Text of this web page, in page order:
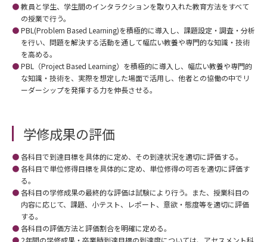
教員と学生、学生間のインタラクションを取り入れた教育方法をすべて
の授業で行う。
PBL(Problem Based Learning)を積極的に導入し、課題設定・調査・分析
を行い、問題を解決する活動を通して幅広い教養や専門的な知識・技術
を高める。
PBL（Project Based Learning）を積極的に導入し、幅広い教養や専門的
な知識・技術を、実際を想定した場面で活用し、他者との協働の中でリ
ーダーシップを発揮する力を伸長させる。
学修成果の評価
各科目で到達目標を具体的に定め、その到達状況を適切に評価する。
各科目で単位修得目標を具体的に定め、単位修得の可否を適切に評価す
る。
各科目の学修成果の最終的な評価は試験により行う。また、授業科目の
内容に応じて、課題、小テスト、レポート、意欲・態度等を適切に評価
する。
各科目の評価方法と評価割合を明確に定める。
2年間の学修成果・卒業時到達目標の到達度については、アセスメント科